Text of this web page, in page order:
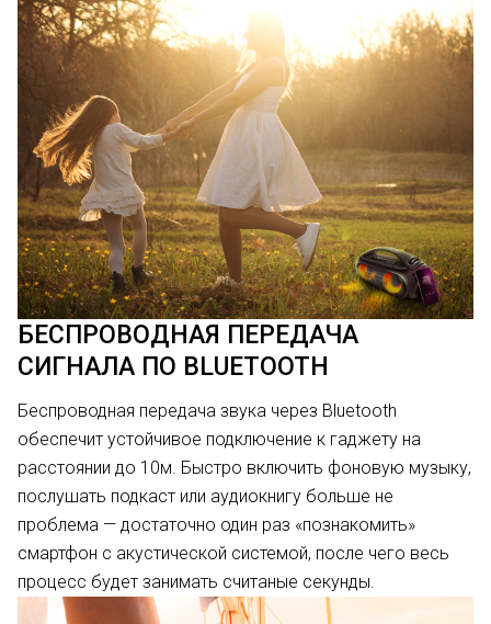
БЕСПРОВОДНАЯ ПЕРЕДАЧА
СИГНАЛА ПО BLUETOOTH
Беспроводная передача звука через Bluetooth
обеспечит устойчивое подключение к гаджету на
расстоянии до 10м. Быстро включить фоновую музыку,
послушать подкаст или аудиокнигу больше не
проблема — достаточно один раз «познакомить»
смартфон с акустической системой, после чего весь
процесс будет занимать считаные секунды.